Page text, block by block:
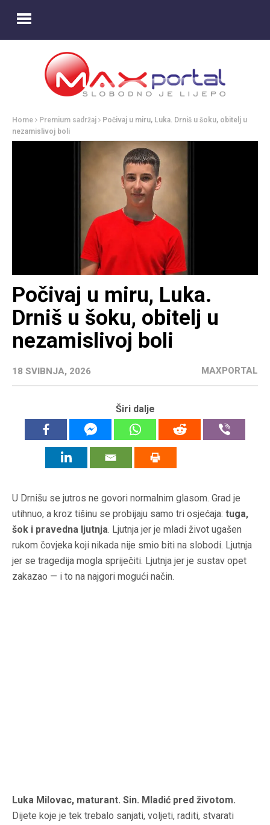
Home Premium sadržaj
Počivaj u miru, Luka. Drniš u šoku, obitelj u
nezamislivoj boli
Počivaj u miru, Luka.
Drniš u šoku, obitelj u
nezamislivoj boli
18 SVIBNJA, 2026 MAXPORTAL
Širi dalje
U Drnišu se jutros ne govori normalnim glasom. Grad je
utihnuo, a kroz tišinu se probijaju samo tri osjećaja: tuga,
šok i pravedna ljutnja. Ljutnja jer je mladi život ugašen
rukom čovjeka koji nikada nije smio biti na slobodi. Ljutnja
jer se tragedija mogla spriječiti. Ljutnja jer je sustav opet
zakazao — i to na najgori mogući način.
Luka Milovac, maturant. Sin. Mladić pred životom.
Dijete koje je tek trebalo sanjati, voljeti, raditi, stvarati